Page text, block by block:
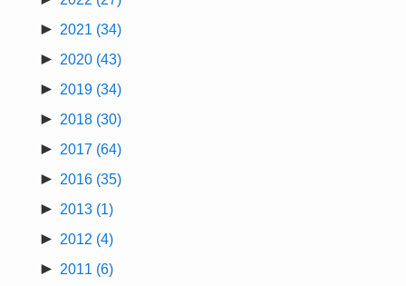
► 2021 (34)
► 2020 (43)
► 2019 (34)
► 2018 (30)
► 2017 (64)
► 2016 (35)
► 2013 (1)
► 2012 (4)
► 2011 (6)